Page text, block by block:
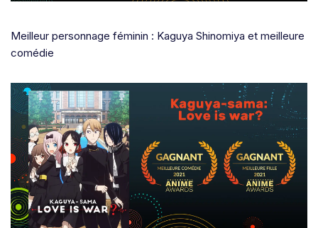
Meilleur personnage féminin : Kaguya Shinomiya et meilleure
comédie